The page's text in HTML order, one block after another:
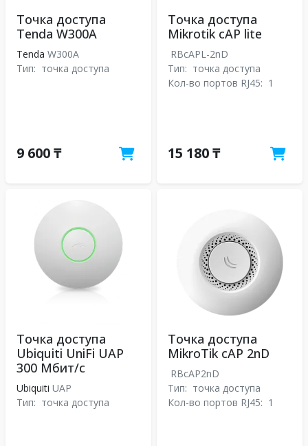
Точка доступа
Tenda W300A
Tenda W300A
Тип: точка доступа
9 600 ₸
Точка доступа
Mikrotik cAP lite
RBcAPL-2nD
Тип: точка доступа
Кол-во портов RJ45: 1
15 180 ₸
Точка доступа
Ubiquiti UniFi UAP
300 Мбит/с
Ubiquiti UAP
Тип: точка доступа
Точка доступа
MikroTik cAP 2nD
RBcAP2nD
Тип: точка доступа
Кол-во портов RJ45: 1